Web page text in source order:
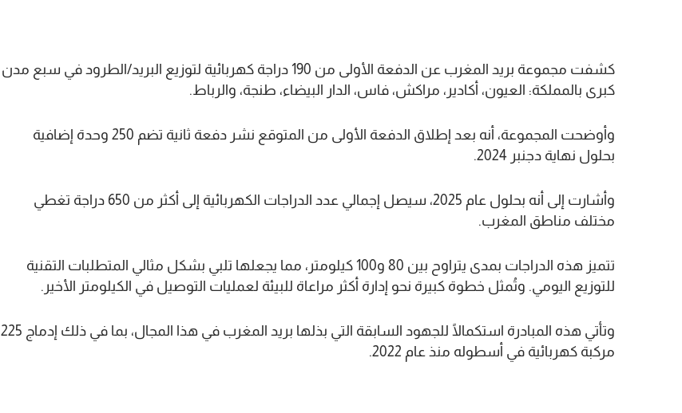
كشفت مجموعة بريد المغرب عن الدفعة الأولى من 190 دراجة كهربائية لتوزيع البريد/الطرود في سبع مدن
كبرى بالمملكة: العيون، أكادير، مراكش، فاس، الدار البيضاء، طنجة، والرباط.
وأوضحت المجموعة، أنه بعد إطلاق الدفعة الأولى من المتوقع نشر دفعة ثانية تضم 250 وحدة إضافية
بحلول نهاية دجنبر 2024.
وأشارت إلى أنه بحلول عام 2025، سيصل إجمالي عدد الدراجات الكهربائية إلى أكثر من 650 دراجة تغطي
مختلف مناطق المغرب.
تتميز هذه الدراجات بمدى يتراوح بين 80 و100 كيلومتر، مما يجعلها تلبي بشكل مثالي المتطلبات التقنية
للتوزيع اليومي. وتُمثل خطوة كبيرة نحو إدارة أكثر مراعاة للبيئة لعمليات التوصيل في الكيلومتر الأخير.
وتأتي هذه المبادرة استكمالًا للجهود السابقة التي بذلها بريد المغرب في هذا المجال، بما في ذلك إدماج 225
مركبة كهربائية في أسطوله منذ عام 2022.